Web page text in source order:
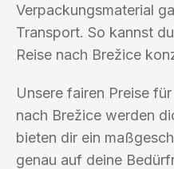
Verpackungsmaterial
Transport. So kannst
Reise nach Brežice
Unsere fairen Preise
nach Brežice werden
bieten dir ein
genau auf deine